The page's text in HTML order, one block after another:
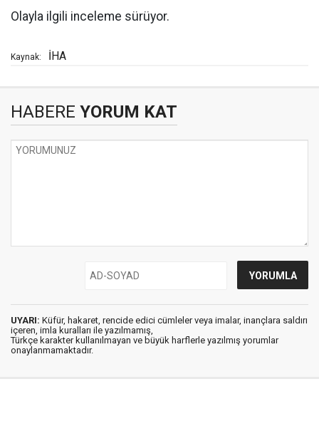
Olayla ilgili inceleme sürüyor.
Kaynak: İHA
HABERE YORUM KAT
UYARI: Küfür, hakaret, rencide edici cümleler veya imalar, inançlara saldırı
içeren, imla kuralları ile yazılmamış,
Türkçe karakter kullanılmayan ve büyük harflerle yazılmış yorumlar
onaylanmamaktadır.